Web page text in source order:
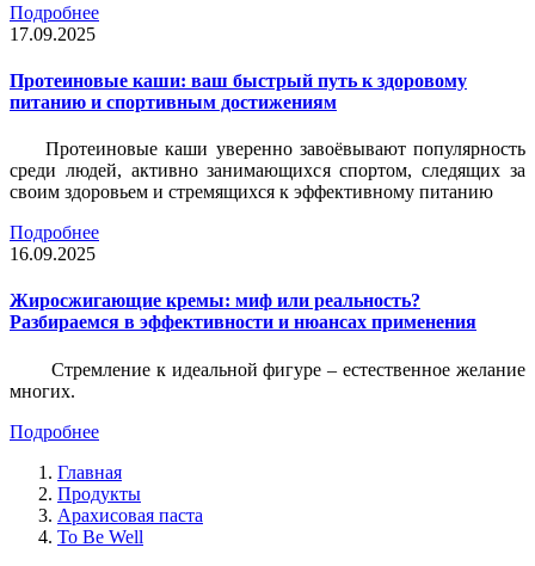
Подробнее
17.09.2025
Протеиновые каши: ваш быстрый путь к здоровому
питанию и спортивным достижениям
Протеиновые каши уверенно завоёвывают популярность
среди людей, активно занимающихся спортом, следящих за
своим здоровьем и стремящихся к эффективному питанию
Подробнее
16.09.2025
Жиросжигающие кремы: миф или реальность?
Разбираемся в эффективности и нюансах применения
Стремление к идеальной фигуре – естественное желание
многих.
Подробнее
Главная
Продукты
Арахисовая паста
To Be Well